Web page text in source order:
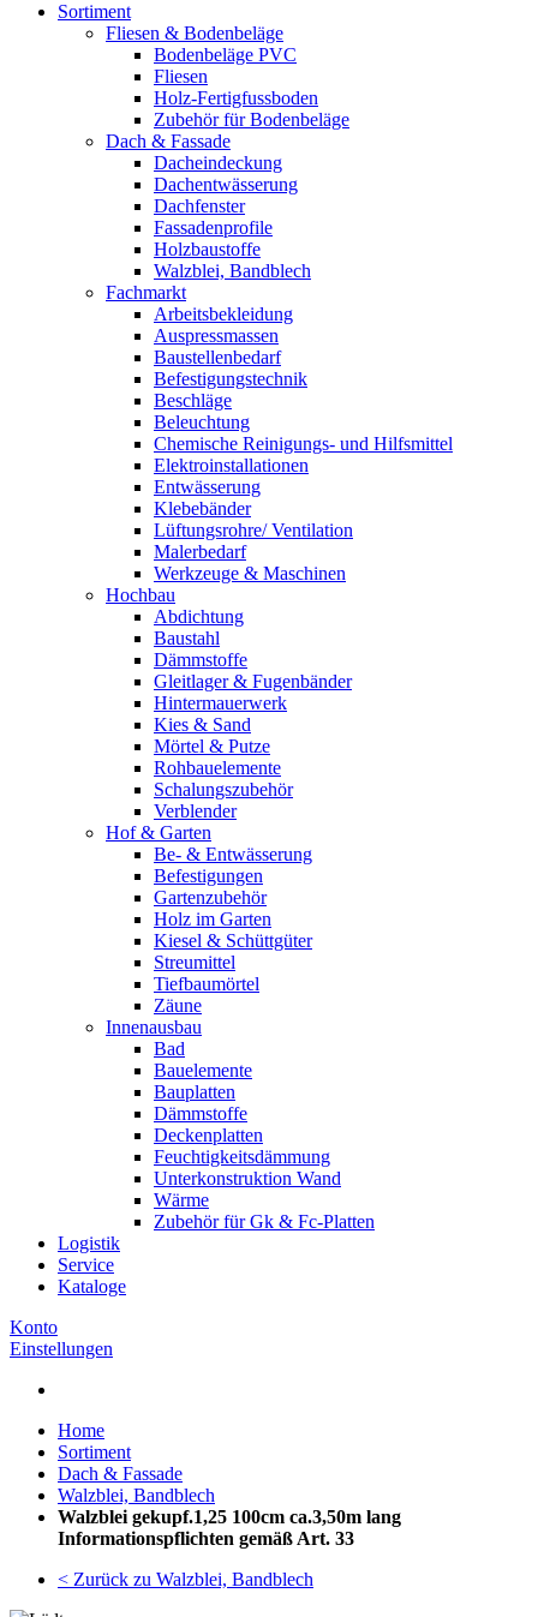
Sortiment
Fliesen & Bodenbeläge
Bodenbeläge PVC
Fliesen
Holz-Fertigfussboden
Zubehör für Bodenbeläge
Dach & Fassade
Dacheindeckung
Dachentwässerung
Dachfenster
Fassadenprofile
Holzbaustoffe
Walzblei, Bandblech
Fachmarkt
Arbeitsbekleidung
Auspressmassen
Baustellenbedarf
Befestigungstechnik
Beschläge
Beleuchtung
Chemische Reinigungs- und Hilfsmittel
Elektroinstallationen
Entwässerung
Klebebänder
Lüftungsrohre/ Ventilation
Malerbedarf
Werkzeuge & Maschinen
Hochbau
Abdichtung
Baustahl
Dämmstoffe
Gleitlager & Fugenbänder
Hintermauerwerk
Kies & Sand
Mörtel & Putze
Rohbauelemente
Schalungszubehör
Verblender
Hof & Garten
Be- & Entwässerung
Befestigungen
Gartenzubehör
Holz im Garten
Kiesel & Schüttgüter
Streumittel
Tiefbaumörtel
Zäune
Innenausbau
Bad
Bauelemente
Bauplatten
Dämmstoffe
Deckenplatten
Feuchtigkeitsdämmung
Unterkonstruktion Wand
Wärme
Zubehör für Gk & Fc-Platten
Logistik
Service
Kataloge
Konto
Einstellungen
Home
Sortiment
Dach & Fassade
Walzblei, Bandblech
Walzblei gekupf.1,25 100cm ca.3,50m lang
Informationspflichten gemäß Art. 33
< Zurück zu Walzblei, Bandblech